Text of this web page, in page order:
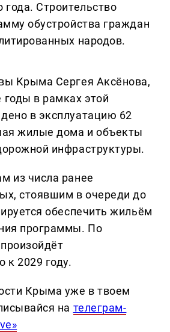
года. Строительство
обустройства граждан
народов.
Крыма Сергея Аксёнова,
в рамках этой
в эксплуатацию 62
жилые дома и объекты
инфраструктуры.
из числа ранее
стоявшим в очереди до
обеспечить жильём
программы. По
к 2029 году.
Крыма уже в твоем
на телеграм-